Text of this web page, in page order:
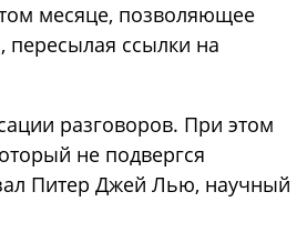
месяце, позволяющее
пересылая ссылки на
разговоров. При этом
не подвергся
Питер Джей Лью, научный